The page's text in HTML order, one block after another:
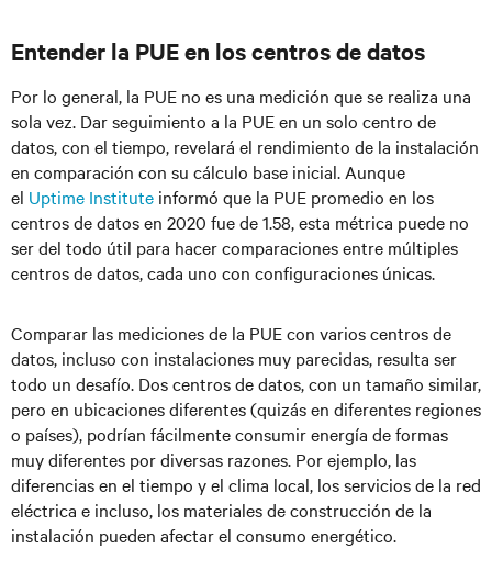
Entender la PUE en los centros de datos
Por lo general, la PUE no es una medición que se realiza una
sola vez. Dar seguimiento a la PUE en un solo centro de
datos, con el tiempo, revelará el rendimiento de la instalación
en comparación con su cálculo base inicial. Aunque
el Uptime Institute informó que la PUE promedio en los
centros de datos en 2020 fue de 1.58, esta métrica puede no
ser del todo útil para hacer comparaciones entre múltiples
centros de datos, cada uno con configuraciones únicas.
Comparar las mediciones de la PUE con varios centros de
datos, incluso con instalaciones muy parecidas, resulta ser
todo un desafío. Dos centros de datos, con un tamaño similar,
pero en ubicaciones diferentes (quizás en diferentes regiones
o países), podrían fácilmente consumir energía de formas
muy diferentes por diversas razones. Por ejemplo, las
diferencias en el tiempo y el clima local, los servicios de la red
eléctrica e incluso, los materiales de construcción de la
instalación pueden afectar el consumo energético.